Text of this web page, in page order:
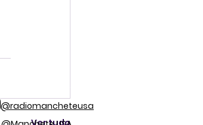
Ver tudo
@radiomancheteusa